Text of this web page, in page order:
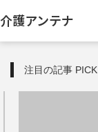
介護アンテナ
注目の記事 PICK